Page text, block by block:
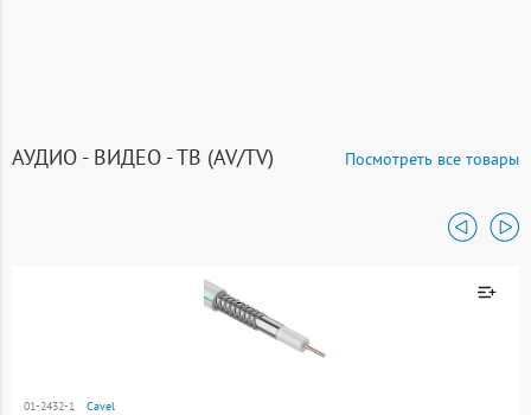
АУДИО - ВИДЕО - ТВ (AV/TV) Посмотреть все товары
Товар добавлен к
01-2432-1 Cavel